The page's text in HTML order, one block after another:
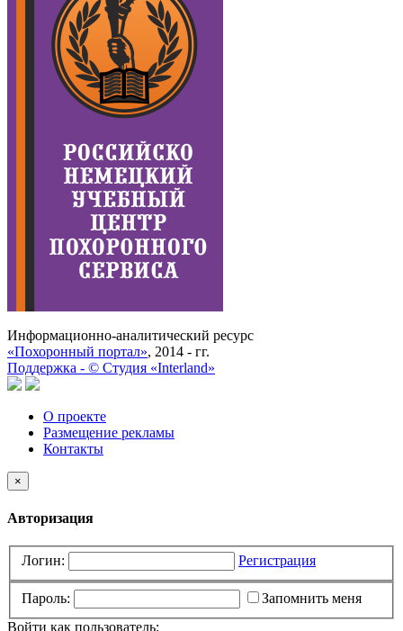
Информационно-аналитический ресурс
«Похоронный портал», 2014 - гг.
Поддержка - © Cтудия «Interland»
О проекте
Размещение рекламы
Контакты
×
Авторизация
Логин: Регистрация
Пароль:
Запомнить меня
Войти как пользователь: